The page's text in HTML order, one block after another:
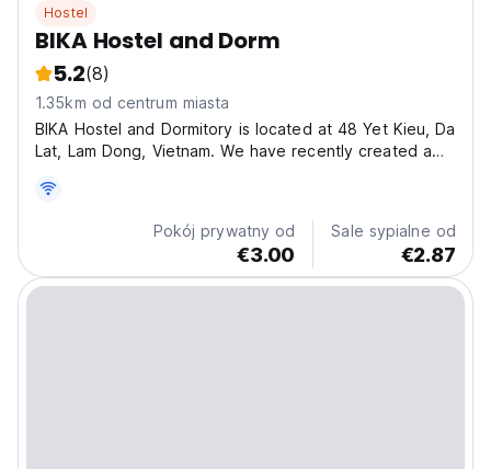
Hostel
BIKA Hostel and Dorm
5.2(8)
1.35km od centrum miasta
BIKA Hostel and Dormitory is located at 48 Yet Kieu, Da
Lat, Lam Dong, Vietnam. We have recently created a
fantastic job we've done! DOUBLE BEDS! Pod style
dorm with a nice thick curtain for privacy, a small
Pokój prywatny od
€3.00
Sale sypialne od
€2.87